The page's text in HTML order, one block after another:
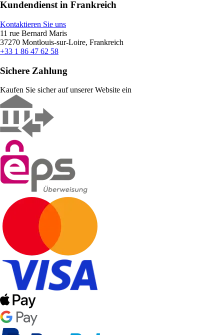
Kundendienst in Frankreich
Kontaktieren Sie uns
11 rue Bernard Maris
37270 Montlouis-sur-Loire, Frankreich
+33 1 86 47 62 58
Sichere Zahlung
Kaufen Sie sicher auf unserer Website ein